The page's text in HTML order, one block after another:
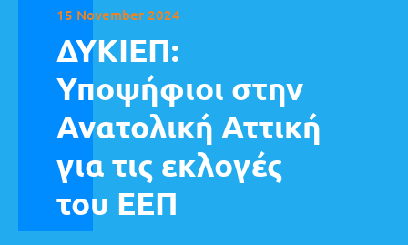
15 November 2024
ΔΥΚΙΕΠ:
Υποψήφιοι στην
Ανατολική Αττική
για τις εκλογές
του ΕΕΠ